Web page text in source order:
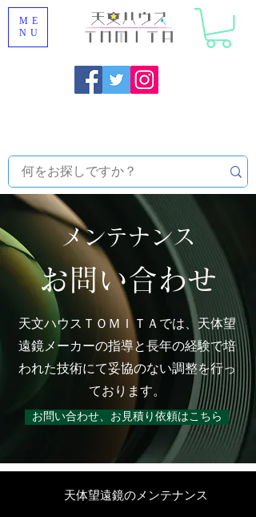
ME
NU
メンテナンス
お問い合わせ
​天文ハウスＴＯＭＩＴＡでは、天体望
遠鏡メーカーの指導と長年の経験で培
われた技術にて妥協のない調整を行っ
ております。
お問い合わせ、お見積り依頼はこちら
天体望遠鏡のメンテナンス